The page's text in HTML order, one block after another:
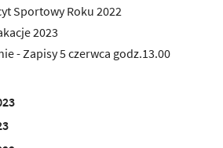
Sportowy Roku 2022
2023
- Zapisy 5 czerwca godz.13.00